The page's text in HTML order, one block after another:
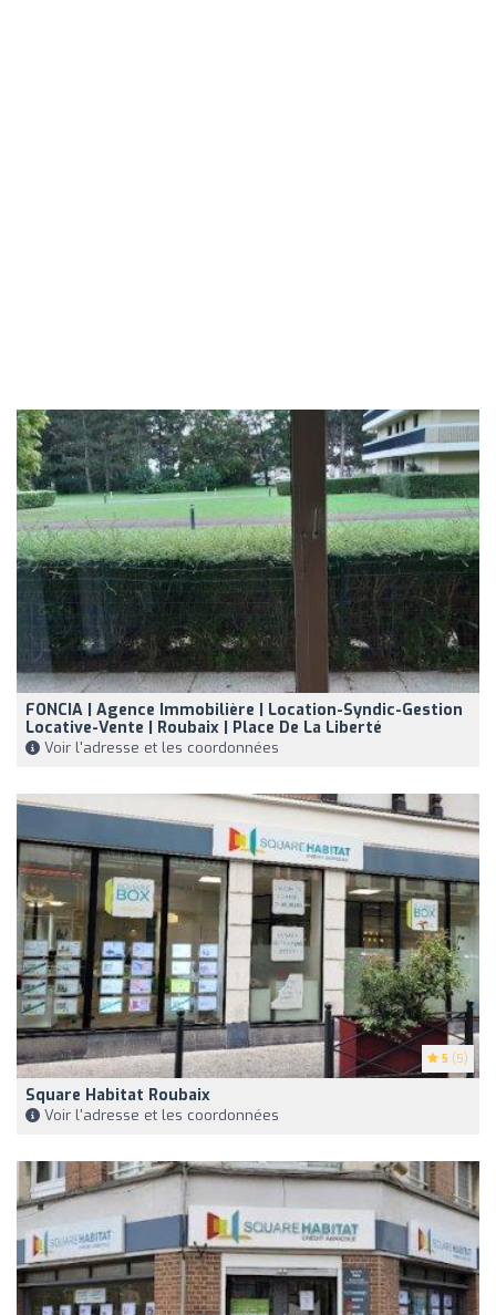
FONCIA | Agence Immobilière | Location-Syndic-Gestion
Locative-Vente | Roubaix | Place De La Liberté
Voir l'adresse et les coordonnées
5 (5)
Square Habitat Roubaix
Voir l'adresse et les coordonnées